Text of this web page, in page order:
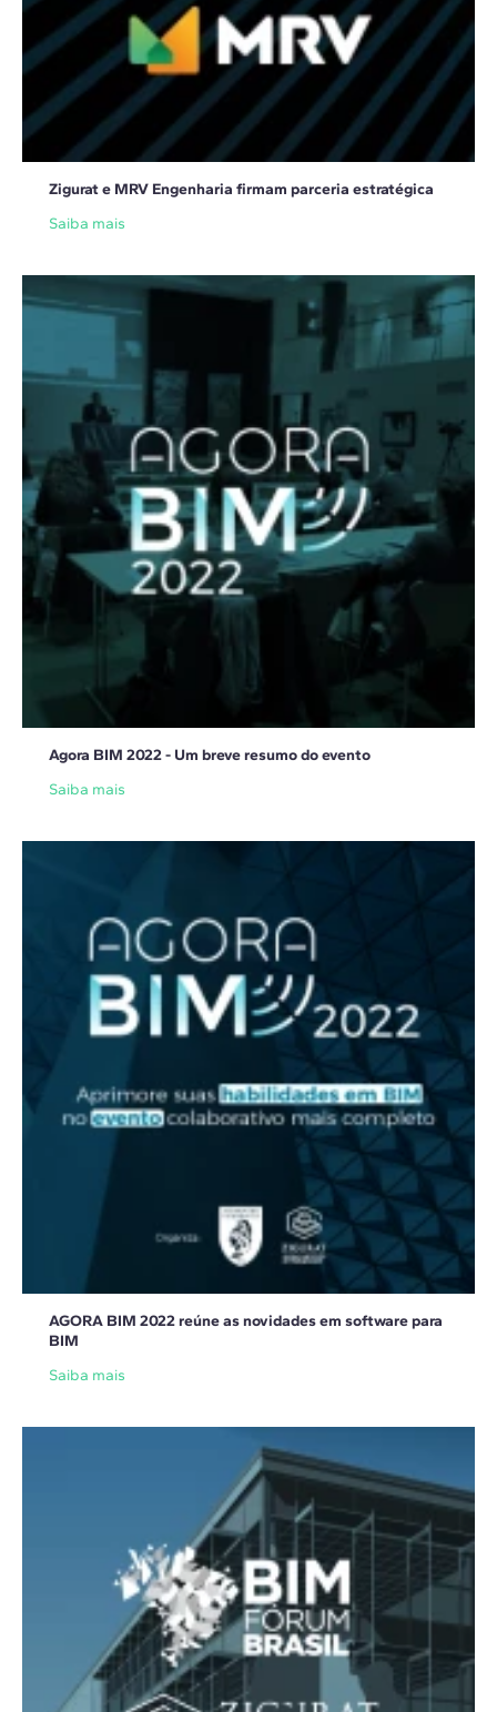
Zigurat e MRV Engenharia firmam parceria estratégica
Saiba mais
Agora BIM 2022 - Um breve resumo do evento
Saiba mais
AGORA BIM 2022 reúne as novidades em software para
BIM
Saiba mais